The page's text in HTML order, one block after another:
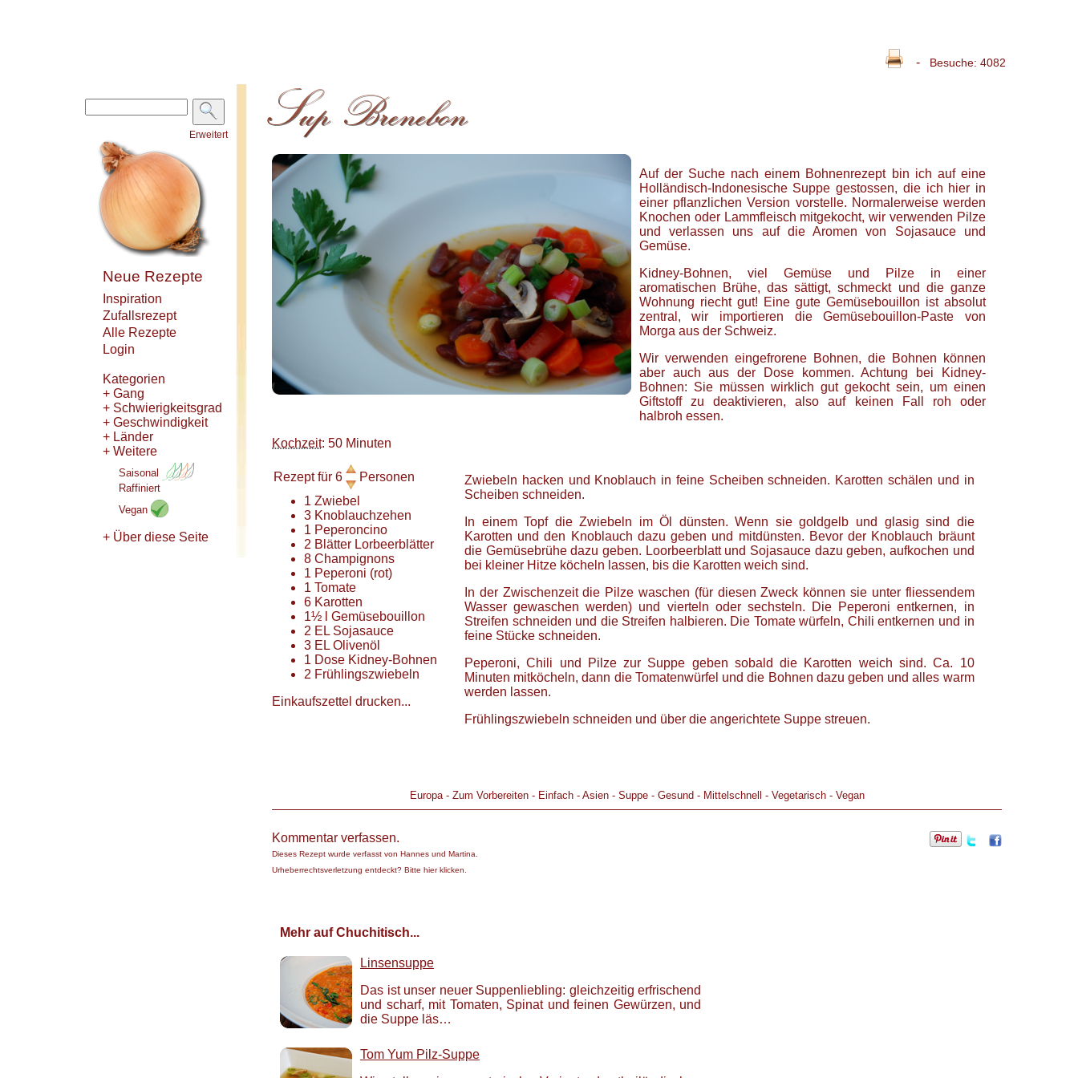
- Besuche: 4082
Erweitert
Neue Rezepte
Inspiration
Zufallsrezept
Alle Rezepte
Login
Kategorien
+ Gang
+ Schwierigkeitsgrad
+ Geschwindigkeit
+ Länder
+ Weitere
Saisonal
Raffiniert
Vegan
+ Über diese Seite
Auf der Suche nach einem Bohnenrezept bin ich auf eine
Holländisch-Indonesische Suppe gestossen, die ich hier in
einer pflanzlichen Version vorstelle. Normalerweise werden
Knochen oder Lammfleisch mitgekocht, wir verwenden Pilze
und verlassen uns auf die Aromen von Sojasauce und
Gemüse.
Kidney-Bohnen, viel Gemüse und Pilze in einer
aromatischen Brühe, das sättigt, schmeckt und die ganze
Wohnung riecht gut! Eine gute Gemüsebouillon ist absolut
zentral, wir importieren die Gemüsebouillon-Paste von
Morga aus der Schweiz.
Wir verwenden eingefrorene Bohnen, die Bohnen können
aber auch aus der Dose kommen. Achtung bei Kidney-
Bohnen: Sie müssen wirklich gut gekocht sein, um einen
Giftstoff zu deaktivieren, also auf keinen Fall roh oder
halbroh essen.
Kochzeit: 50 Minuten
Rezept für 6
Personen
1 Zwiebel
3 Knoblauchzehen
1 Peperoncino
2 Blätter Lorbeerblätter
8 Champignons
1 Peperoni (rot)
1 Tomate
6 Karotten
1½
Gemüsebouillon
2 EL Sojasauce
3 EL Olivenöl
1 Dose Kidney-Bohnen
2 Frühlingszwiebeln
Einkaufszettel drucken...
Zwiebeln hacken und Knoblauch in feine Scheiben schneiden. Karotten schälen und in
Scheiben schneiden.
In einem Topf die Zwiebeln im Öl dünsten. Wenn sie goldgelb und glasig sind die
Karotten und den Knoblauch dazu geben und mitdünsten. Bevor der Knoblauch bräunt
die Gemüsebrühe dazu geben. Loorbeerblatt und Sojasauce dazu geben, aufkochen und
bei kleiner Hitze köcheln lassen, bis die Karotten weich sind.
In der Zwischenzeit die Pilze waschen (für diesen Zweck können sie unter fliessendem
Wasser gewaschen werden) und vierteln oder sechsteln. Die Peperoni entkernen, in
Streifen schneiden und die Streifen halbieren. Die Tomate würfeln, Chili entkernen und in
feine Stücke schneiden.
Peperoni, Chili und Pilze zur Suppe geben sobald die Karotten weich sind. Ca. 10
Minuten mitköcheln, dann die Tomatenwürfel und die Bohnen dazu geben und alles warm
werden lassen.
Frühlingszwiebeln schneiden und über die angerichtete Suppe streuen.
Europa- Zum Vorbereiten- Einfach- Asien- Suppe- Gesund - Mittelschnell - Vegetarisch- Vegan
Kommentar verfassen.
Dieses Rezept wurde verfasst von Hannes und Martina
Urheberrechtsverletzung entdeckt? Bitte hier klicken.
Mehr auf Chuchitisch...
Linsensuppe
Das ist unser neuer Suppenliebling: gleichzeitig erfrischend
und scharf, mit Tomaten, Spinat und feinen Gewürzen, und
die Suppe läs…
Tom Yum Pilz-Suppe